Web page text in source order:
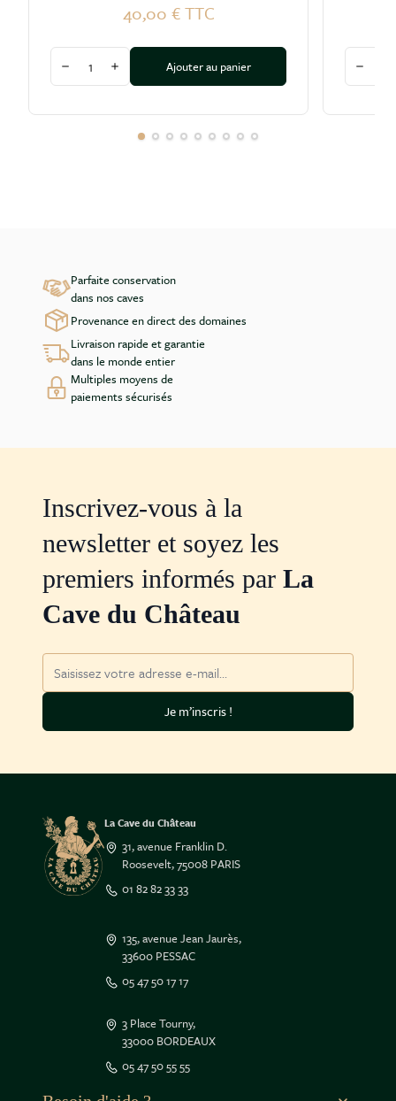
40,00 €TTC
Diminuer la quantité
Augmenter la quantité
Ajouter au panier
Parfaite conservation
dans nos caves
Provenance en direct des domaines
Livraison rapide et garantie
dans le monde entier
Multiples moyens de
paiements sécurisés
Inscrivez-vous à la
newsletter et soyez les
premiers informés par La
Cave du Château
Adresse mail
Je m’inscris !
La Cave du Château
31, avenue Franklin D.
Roosevelt, 75008 PARIS
01 82 82 33 33
135, avenue Jean Jaurès,
33600 PESSAC
05 47 50 17 17
3 Place Tourny,
33000 BORDEAUX
05 47 50 55 55